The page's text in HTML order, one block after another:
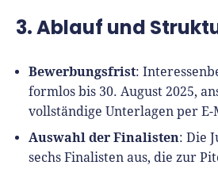
Steuerberatung
Deals
3. Ablauf und
Bewerbungsfrist:
formlos bis 30. August 2025,
vollständige Unterlagen per E-
Auswahl der Finalisten: Die
sechs Finalisten aus, die zur